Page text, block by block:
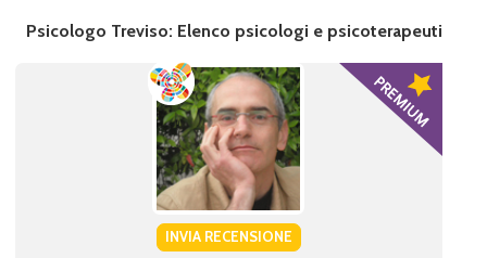
Psicologo Treviso: Elenco psicologi e psicoterapeuti
INVIA RECENSIONE